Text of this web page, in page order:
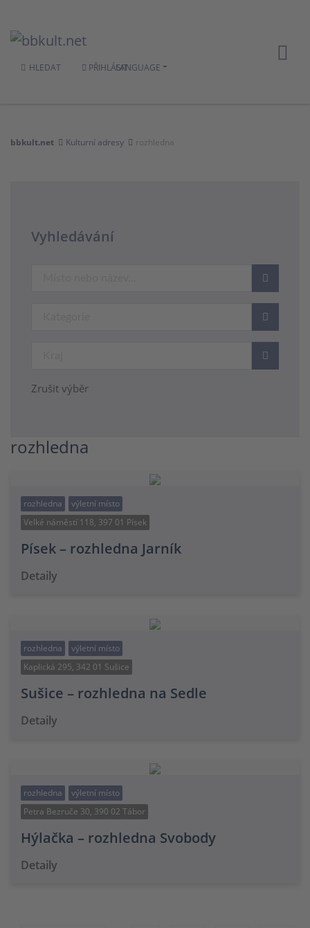
HLEDAT PŘIHLÁSITLANGUAGE
bbkult.net Kulturní adresy rozhledna
Vyhledávání
Zrušit výběr
rozhledna
rozhledna
výletní místo
Velké náměstí 118, 397 01 Písek
Písek – rozhledna Jarník
Detaily
rozhledna
výletní místo
Kaplická 295, 342 01 Sušice
Sušice – rozhledna na Sedle
Detaily
rozhledna
výletní místo
Petra Bezruče 30, 390 02 Tábor
Hýlačka – rozhledna Svobody
Detaily